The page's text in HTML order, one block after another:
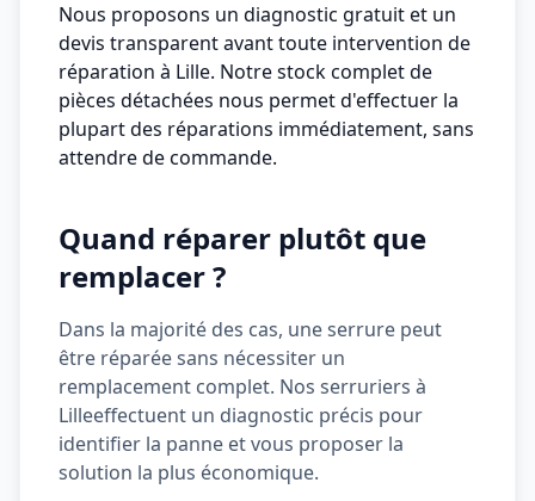
Nous proposons un diagnostic gratuit et un
devis transparent avant toute intervention de
réparation à Lille. Notre stock complet de
pièces détachées nous permet d'effectuer la
plupart des réparations immédiatement, sans
attendre de commande.
Quand réparer plutôt que
remplacer ?
Dans la majorité des cas, une serrure peut
être réparée sans nécessiter un
remplacement complet. Nos serruriers à
Lilleeffectuent un diagnostic précis pour
identifier la panne et vous proposer la
solution la plus économique.